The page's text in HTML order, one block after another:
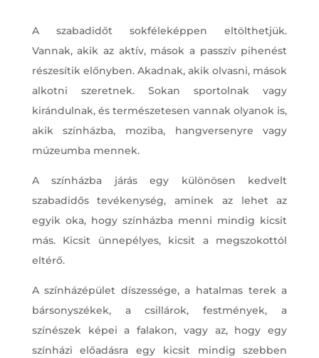
A szabadidőt sokféleképpen eltölthetjük.
Vannak, akik az aktív, mások a passzív pihenést
részesítik előnyben. Akadnak, akik olvasni, mások
alkotni szeretnek. Sokan sportolnak vagy
kirándulnak, és természetesen vannak olyanok is,
akik színházba, moziba, hangversenyre vagy
múzeumba mennek.
A színházba járás egy különösen kedvelt
szabadidős tevékenység, aminek az lehet az
egyik oka, hogy színházba menni mindig kicsit
más. Kicsit ünnepélyes, kicsit a megszokottól
eltérő.
A színházépület díszessége, a hatalmas terek a
bársonyszékek, a csillárok, festmények, a
színészek képei a falakon, vagy az, hogy egy
színházi előadásra egy kicsit mindig szebben